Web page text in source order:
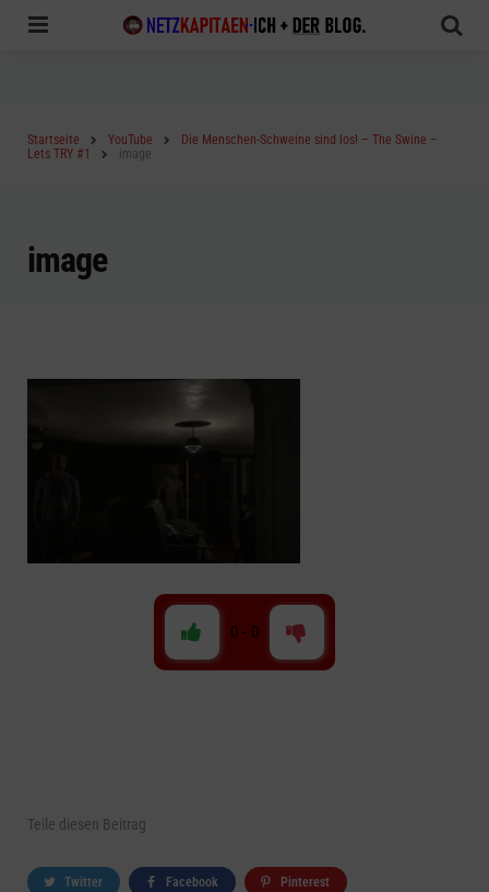
Startseite YouTube
Die Menschen-Schweine sind los! – The Swine –
Lets TRY #1
image
image
0 - 0
Teile diesen Beitrag
Twitter Facebook Pinterest